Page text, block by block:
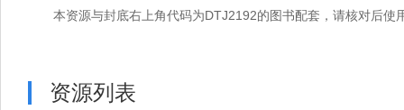
本资源与封底右上角代码为DTJ2192的图书配套，请核对后使
资源列表